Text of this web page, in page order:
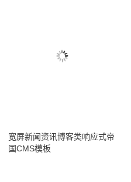
宽屏新闻资讯博客类响应式帝
国CMS模板